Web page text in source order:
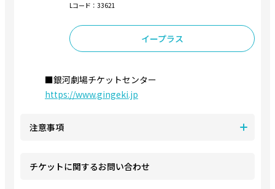
Lコード：33621
イープラス
■銀河劇場チケットセンター
https://www.gingeki.jp
注意事項
チケットに関するお問い合わせ